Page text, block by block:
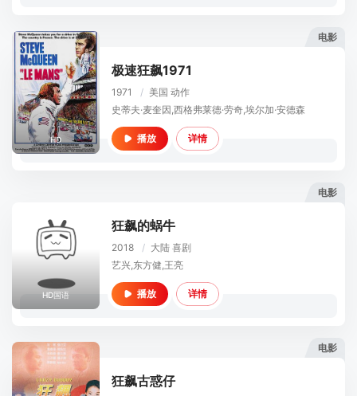
电影
HD
极速狂飙1971
1971 / 美国 动作
史蒂夫·麦奎因,西格弗莱德·劳奇,埃尔加·安德森
播放 详情
电影
HD国语
狂飙的蜗牛
2018 / 大陆 喜剧
艺兴,东方健,王亮
播放 详情
电影
狂飙古惑仔